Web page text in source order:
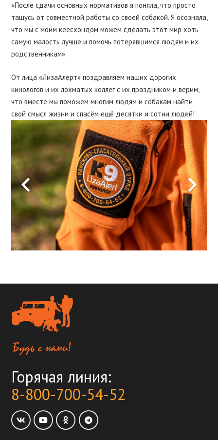
«После сдачи основных нормативов я поняла, что просто
тащусь от совместной работы со своей собакой. Я осознала,
что мы с моим кеесхондом можем сделать этот мир хоть
самую малость лучше и помочь потерявшимся людям и их
родственникам».
От лица «ЛизаАлерт» поздравляем наших дорогих
кинологов и их лохматых коллег с их праздником и верим,
что вместе мы поможем многим людям и собакам найти
свой смысл жизни и спасём ещё десятки и сотни людей!
Горячая линия:
8-800-700-54-52